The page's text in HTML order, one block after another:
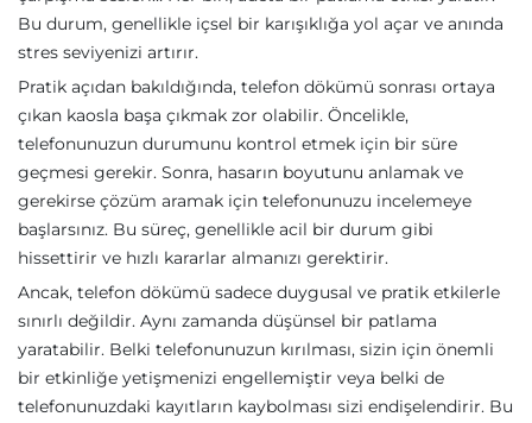
Bu durum, genellikle içsel bir karışıklığa yol açar ve anında
stres seviyenizi artırır.
Pratik açıdan bakıldığında, telefon dökümü sonrası ortaya
çıkan kaosla başa çıkmak zor olabilir. Öncelikle,
telefonunuzun durumunu kontrol etmek için bir süre
geçmesi gerekir. Sonra, hasarın boyutunu anlamak ve
gerekirse çözüm aramak için telefonunuzu incelemeye
başlarsınız. Bu süreç, genellikle acil bir durum gibi
hissettirir ve hızlı kararlar almanızı gerektirir.
Ancak, telefon dökümü sadece duygusal ve pratik etkilerle
sınırlı değildir. Aynı zamanda düşünsel bir patlama
yaratabilir. Belki telefonunuzun kırılması, sizin için önemli
bir etkinliğe yetişmenizi engellemiştir veya belki de
telefonunuzdaki kayıtların kaybolması sizi endişelendirir. Bu